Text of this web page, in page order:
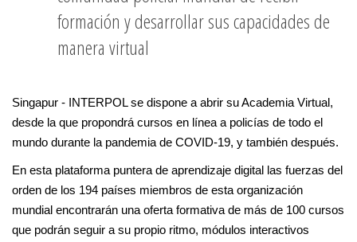
formación y desarrollar sus capacidades de
manera virtual
Singapur - INTERPOL se dispone a abrir su Academia Virtual,
desde la que propondrá cursos en línea a policías de todo el
mundo durante la pandemia de COVID-19, y también después.
En esta plataforma puntera de aprendizaje digital las fuerzas del
orden de los 194 países miembros de esta organización
mundial encontrarán una oferta formativa de más de 100 cursos
que podrán seguir a su propio ritmo, módulos interactivos